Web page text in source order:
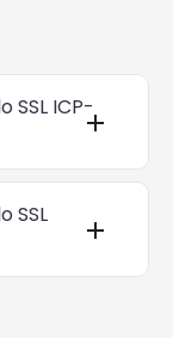
SSL ICP-
SSL